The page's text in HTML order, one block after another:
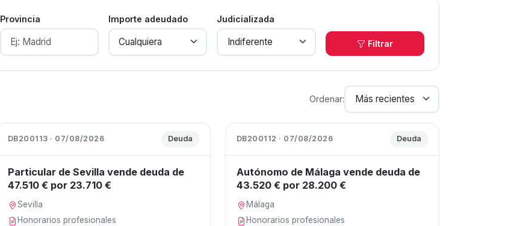
Provincia Importe adeudado Judicializada
Filtrar
Ordenar:
DB200113 · 07/08/2026 Deuda
Particular de Sevilla vende deuda de
47.510 € por 23.710 €
Sevilla
Honorarios profesionales
DB200112 · 07/08/2026 Deuda
Autónomo de Málaga vende deuda de
43.520 € por 28.200 €
Málaga
Honorarios profesionales